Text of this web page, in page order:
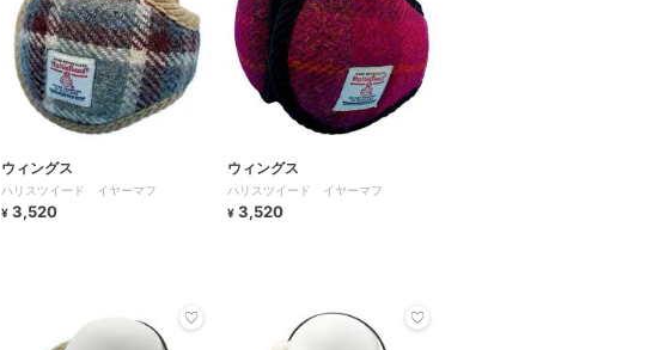
ウィングス
ハリスツイード イヤーマフ
¥ 3,520
ウィングス
ハリスツイード イヤーマフ
¥ 3,520